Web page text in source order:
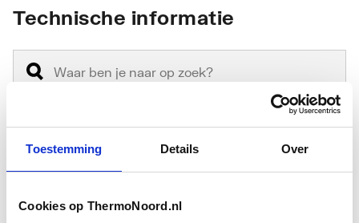
Toestemming Details Over
Cookies op ThermoNoord.nl
Technische informatie
Materiaal aansluiting 1 Staal
aansluiting 1